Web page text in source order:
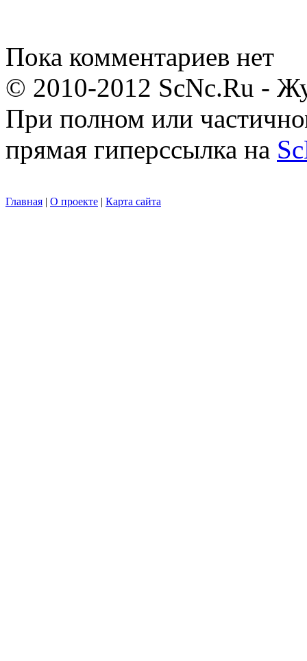
Пока комментариев нет
© 2010-2012 ScNc.Ru -
При полном или
прямая гиперссылка на
Главная | О проекте | Карта сайта